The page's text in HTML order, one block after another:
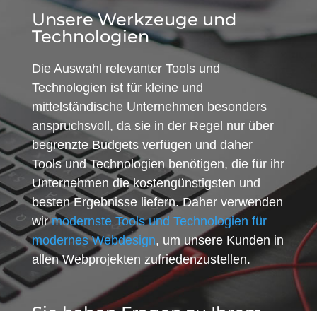
Unsere Werkzeuge und
Technologien
Die Auswahl relevanter Tools und
Technologien ist für kleine und
mittelständische Unternehmen besonders
anspruchsvoll, da sie in der Regel nur über
begrenzte Budgets verfügen und daher
Tools und Technologien benötigen, die für ihr
Unternehmen die kostengünstigsten und
besten Ergebnisse liefern. Daher verwenden
wirmodernste Tools und Technologien für
modernes Webdesign, um unsere Kunden in
allen Webprojekten zufriedenzustellen.